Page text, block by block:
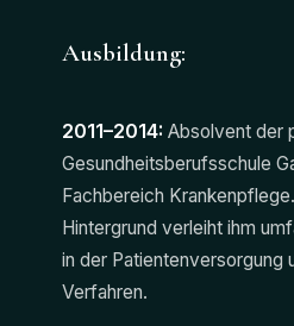
Ausbildung:
2011–2014: Absolvent der
Gesundheitsberufsschule
Fachbereich
Hintergrund verleiht ihm
in der Patientenversorgung
Verfahren.